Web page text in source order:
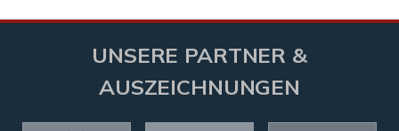
UNSERE PARTNER &
AUSZEICHNUNGEN